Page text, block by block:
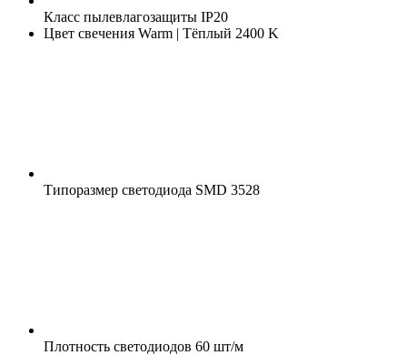
Класс пылевлагозащиты IP20
Цвет свечения Warm | Тёплый 2400 K
Типоразмер светодиода SMD 3528
Плотность светодиодов 60 шт/м